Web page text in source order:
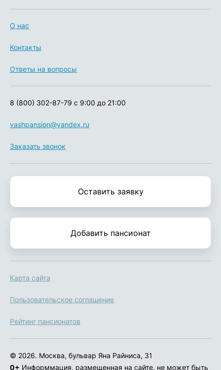
О нас
Контакты
Ответы на вопросы
vashpansion@yandex.ru
8 (800) 302-87-79 с 9:00 до 21:00
Заказать звонок
Оставить заявку
Добавить пансионат
Карта сайта
Пользовательское соглашение
Рейтинг пансионатов
© 2026. Москва, бульвар Яна Райниса, 31
0+ Информмация, размещенная на сайте, не может быть